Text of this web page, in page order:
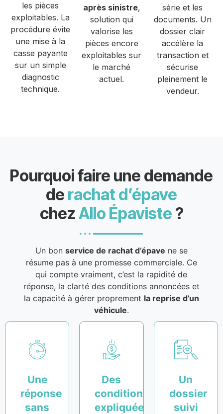
les pièces
exploitables. La
procédure évite
une mise à la
casse payante
sur un simple
diagnostic
technique.
après sinistre,
solution qui
valorise les
pièces encore
exploitables sur
le marché
actuel.
série et les
documents. Un
dossier clair
accélère la
transaction et
sécurise
pleinement le
vendeur.
Pourquoi faire une demande
de rachat d’épave
chezAllo Épaviste ?
Un bon service de rachat d’épave ne se
résume pas à une promesse commerciale. Ce
qui compte vraiment, c’est la rapidité de
réponse, la clarté des conditions annoncées et
la capacité à gérer proprement la reprise d’un
véhicule.
Une
réponse
sans
Des
conditions
expliquées
Un
dossier
suivi